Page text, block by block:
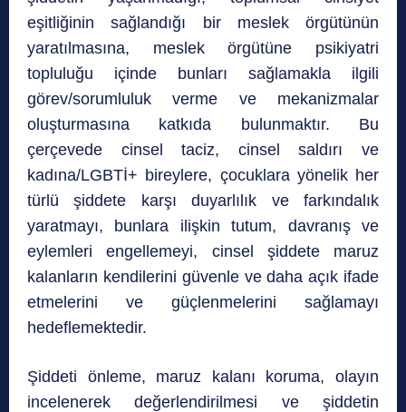
eşitliğinin sağlandığı bir meslek örgütünün
yaratılmasına, meslek örgütüne psikiyatri
topluluğu içinde bunları sağlamakla ilgili
görev/sorumluluk verme ve mekanizmalar
oluşturmasına katkıda bulunmaktır. Bu
çerçevede cinsel taciz, cinsel saldırı ve
kadına/LGBTİ+ bireylere, çocuklara yönelik her
türlü şiddete karşı duyarlılık ve farkındalık
yaratmayı, bunlara ilişkin tutum, davranış ve
eylemleri engellemeyi, cinsel şiddete maruz
kalanların kendilerini güvenle ve daha açık ifade
etmelerini ve güçlenmelerini sağlamayı
hedeflemektedir.
Şiddeti önleme, maruz kalanı koruma, olayın
incelenerek değerlendirilmesi ve şiddetin